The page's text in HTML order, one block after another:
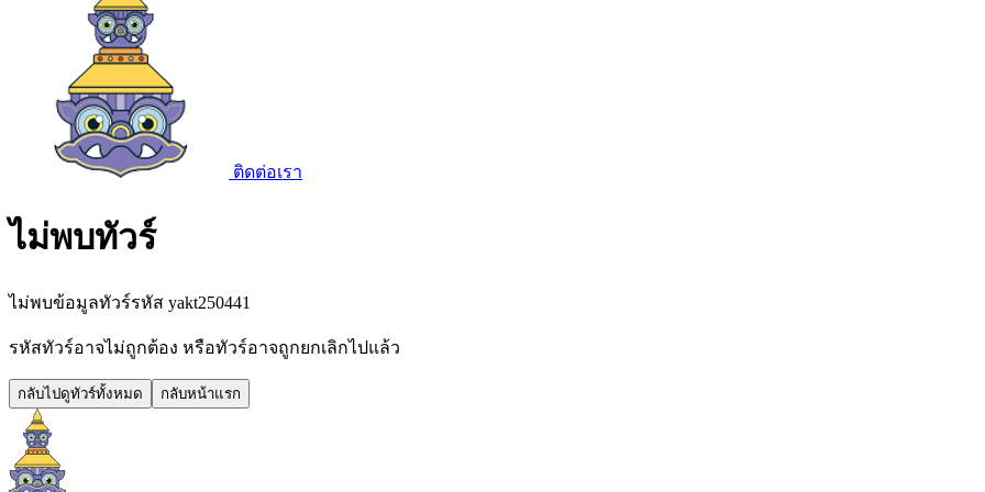
ติดต่อเรา
ไม่พบทัวร์
ไม่พบข้อมูลทัวร์รหัส yakt250441
รหัสทัวร์อาจไม่ถูกต้อง หรือทัวร์อาจถูกยกเลิกไปแล้ว
กลับไปดูทัวร์ทั้งหมด กลับหน้าแรก